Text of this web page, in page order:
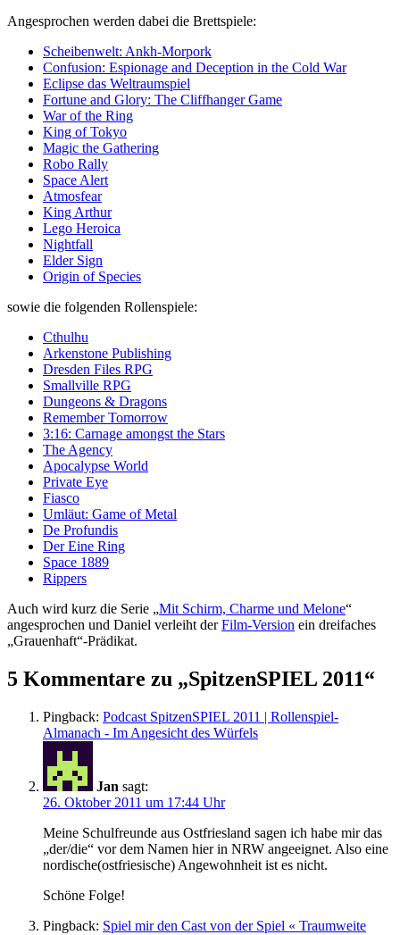
Angesprochen werden dabei die Brettspiele:
Scheibenwelt: Ankh-Morpork
Confusion: Espionage and Deception in the Cold War
Eclipse das Weltraumspiel
Fortune and Glory: The Cliffhanger Game
War of the Ring
King of Tokyo
Magic the Gathering
Robo Rally
Space Alert
Atmosfear
King Arthur
Lego Heroica
Nightfall
Elder Sign
Origin of Species
sowie die folgenden Rollenspiele:
Cthulhu
Arkenstone Publishing
Dresden Files RPG
Smallville RPG
Dungeons & Dragons
Remember Tomorrow
3:16: Carnage amongst the Stars
The Agency
Apocalypse World
Private Eye
Fiasco
Umläut: Game of Metal
De Profundis
Der Eine Ring
Space 1889
Rippers
Auch wird kurz die Serie „Mit Schirm, Charme und Melone“
angesprochen und Daniel verleiht derFilm-Version ein dreifaches
„Grauenhaft“-Prädikat.
5 Kommentare zu „SpitzenSPIEL 2011“
Pingback: Podcast SpitzenSPIEL 2011 | Rollenspiel-
Almanach - Im Angesicht des Würfels
Jan sagt:
26. Oktober 2011 um 17:44 Uhr
Meine Schulfreunde aus Ostfriesland sagen ich habe mir das
„der/die“ vor dem Namen hier in NRW angeeignet. Also eine
nordische(ostfriesische) Angewohnheit ist es nicht.
Schöne Folge!
Pingback: Spiel mir den Cast von der Spiel « Traumweite